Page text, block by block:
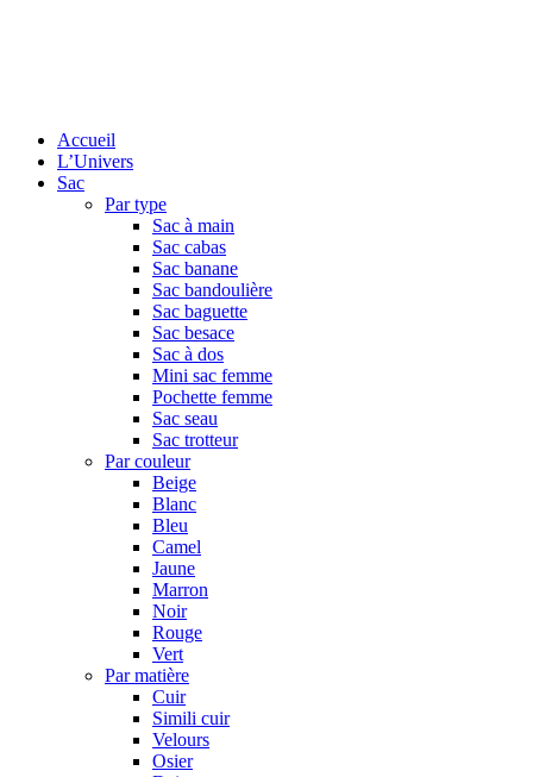
Accueil
L’Univers
Sac
Par type
Sac à main
Sac cabas
Sac banane
Sac bandoulière
Sac baguette
Sac besace
Sac à dos
Mini sac femme
Pochette femme
Sac seau
Sac trotteur
Par couleur
Beige
Blanc
Bleu
Camel
Jaune
Marron
Noir
Rouge
Vert
Par matière
Cuir
Simili cuir
Velours
Osier